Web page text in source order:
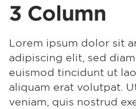
3 Column
Lorem ipsum dolor sit
adipiscing elit, sed
euismod tincidunt ut
aliquam erat volutpat.
veniam, quis nostrud